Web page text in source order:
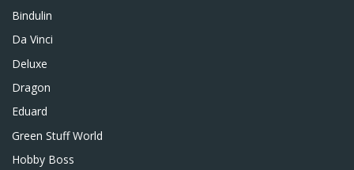
Bindulin
Da Vinci
Deluxe
Dragon
Eduard
Green Stuff World
Hobby Boss